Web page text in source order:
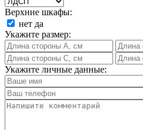
Верхние шкафы:
нет да
Укажите размер:
Укажите личные данные: